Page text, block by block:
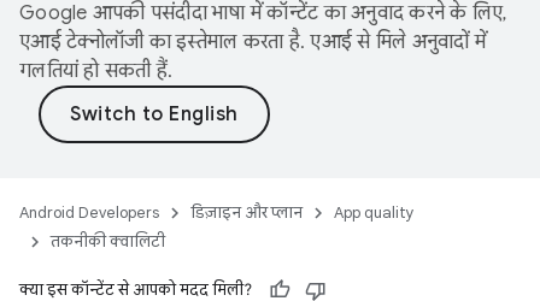
Google आपकी पसंदीदा भाषा में कॉन्टेंट का अनुवाद करने के लिए,
एआई टेक्नोलॉजी का इस्तेमाल करता है. एआई से मिले अनुवादों में
गलतियां हो सकती हैं.
Android Developers डिज़ाइन और प्लान
App quality
तकनीकी क्वालिटी
क्या इस कॉन्टेंट से आपको मदद मिली?